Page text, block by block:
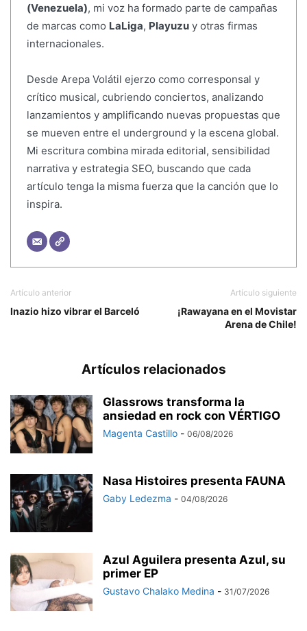
(Venezuela), mi voz ha formado parte de campañas
de marcas como LaLiga, Playuzuy otras firmas
internacionales.
Desde Arepa Volátil ejerzo como corresponsal y
crítico musical, cubriendo conciertos, analizando
lanzamientos y amplificando nuevas propuestas que
se mueven entre el underground y la escena global.
Mi escritura combina mirada editorial, sensibilidad
narrativa y estrategia SEO, buscando que cada
artículo tenga la misma fuerza que la canción que lo
inspira.
Artículo anterior
Inazio hizo vibrar el Barceló
Artículo siguiente
¡Rawayana en el Movistar
Arena de Chile!
Artículos relacionados
Glassrows transforma la
ansiedad en rock con VÉRTIGO
Magenta Castillo - 06/08/2026
Nasa Histoires presenta FAUNA
Gaby Ledezma - 04/08/2026
Azul Aguilera presenta Azul, su
primer EP
Gustavo Chalako Medina - 31/07/2026